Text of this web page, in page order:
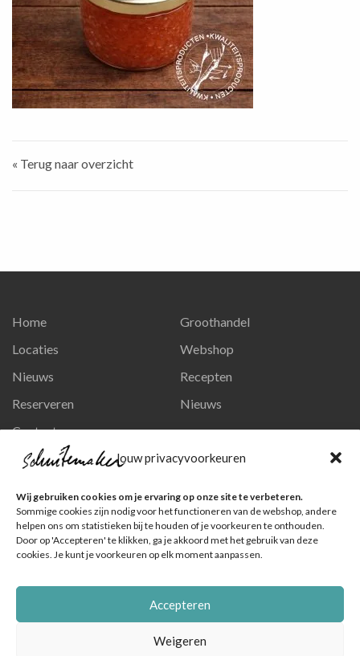
Jouw privacyvoorkeuren
Wij gebruiken cookies om je ervaring op onze site te verbeteren.
Sommige cookies zijn nodig voor het functioneren van de webshop, andere
helpen ons om statistieken bij te houden of je voorkeuren te onthouden.
Door op 'Accepteren' te klikken, ga je akkoord met het gebruik van deze
cookies. Je kunt je voorkeuren op elk moment aanpassen.
Accepteren
Weigeren
« Terug naar overzicht
Home
Locaties
Nieuws
Reserveren
Contact
Privacy en persoonsgegevens
Groothandel
Webshop
Recepten
Nieuws
Ga naar onze pagina
Volg ons op Instagram
Ga naar onze pagina